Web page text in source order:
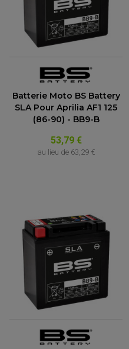
PARTIE CYCLE QUAD
AMORTISSEURS QUAD /
BIELLETTES DE DIRECTION
CÂBLE ACCÉLÉRATEUR /
KIT RECONDITIONNEMENT
LEVIER DE FREIN ET
ROTULE DE DIRECTION
Batterie Moto BS Battery
SLA Pour Aprilia AF1 125
(86-90) - BB9-B
53,79 €
au lieu de 63,29 €